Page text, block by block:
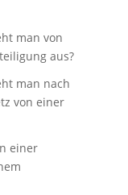
man von
aus?
man nach
von einer
einer